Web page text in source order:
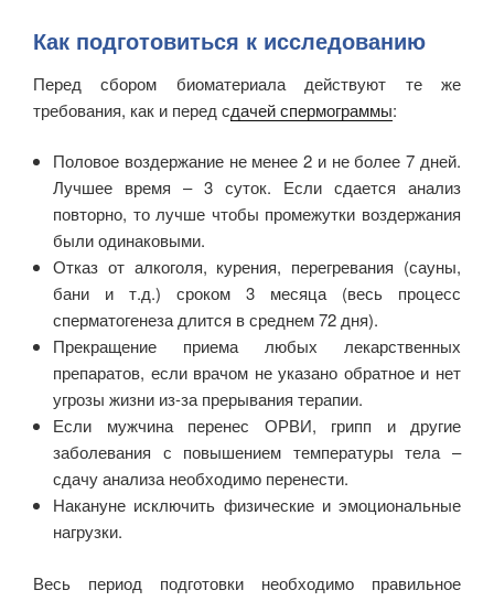
Как подготовиться к исследованию
Перед сбором биоматериала действуют те же
требования, как и перед сдачей спермограммы:
Половое воздержание не менее 2 и не более 7 дней.
Лучшее время – 3 суток. Если сдается анализ
повторно, то лучше чтобы промежутки воздержания
были одинаковыми.
Отказ от алкоголя, курения, перегревания (сауны,
бани и т.д.) сроком 3 месяца (весь процесс
сперматогенеза длится в среднем 72 дня).
Прекращение приема любых лекарственных
препаратов, если врачом не указано обратное и нет
угрозы жизни из-за прерывания терапии.
Если мужчина перенес ОРВИ, грипп и другие
заболевания с повышением температуры тела –
сдачу анализа необходимо перенести.
Накануне исключить физические и эмоциональные
нагрузки.
Весь период подготовки необходимо правильное